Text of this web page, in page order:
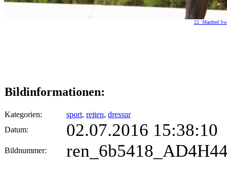
22. Manfred
Bildinformationen:
Kategorien: sport, reiten, dressur
Datum:
02.07.2016 15:38:10
Bildnummer: